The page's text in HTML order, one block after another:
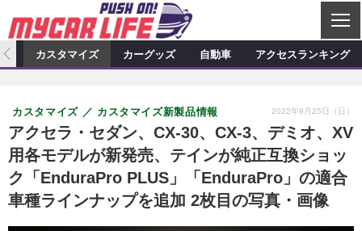
C
L
S
カーオーディオ
プロショップ検索
カーオーディオニュース デモカー製作記
その他
カスタマイズ特集記事 カスタマイズ新製品情報
カスタマイズニュース
カーグッズ
カーグッズ特集記事 カーグッズ新製品情報
カーグッズニュース
自動車
ニュース 試乗記
スクープ
アクセスランキング
カスタマイズ カーグッズ 自動車 アクセスランキング
アクセラ・セダン、CX-30、CX-3、デミオ、XV
用各モデルが新発売、テインが純正互換ショッ
ク「EnduraPro PLUS」「EnduraPro」の適合
車種ラインナップを追加 2枚目の写真・画像
カスタマイズ カスタマイズ新製品情報 2022年9月25日（日）